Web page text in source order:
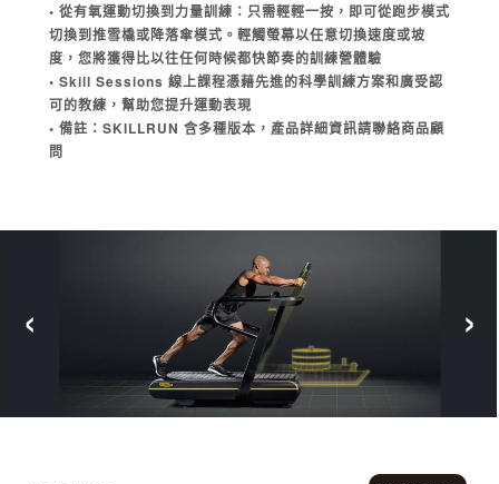
• 從有氧運動切換到力量訓練：只需輕輕一按，即可從跑步模式
切換到推雪橇或降落傘模式。輕觸螢幕以任意切換速度或坡
度，您將獲得比以往任何時候都快節奏的訓練營體驗
• Skill Sessions 線上課程憑藉先進的科學訓練方案和廣受認
可的教練，幫助您提升運動表現
• 備註：SKILLRUN 含多種版本，產品詳細資訊請聯絡商品顧
問
‹ ›